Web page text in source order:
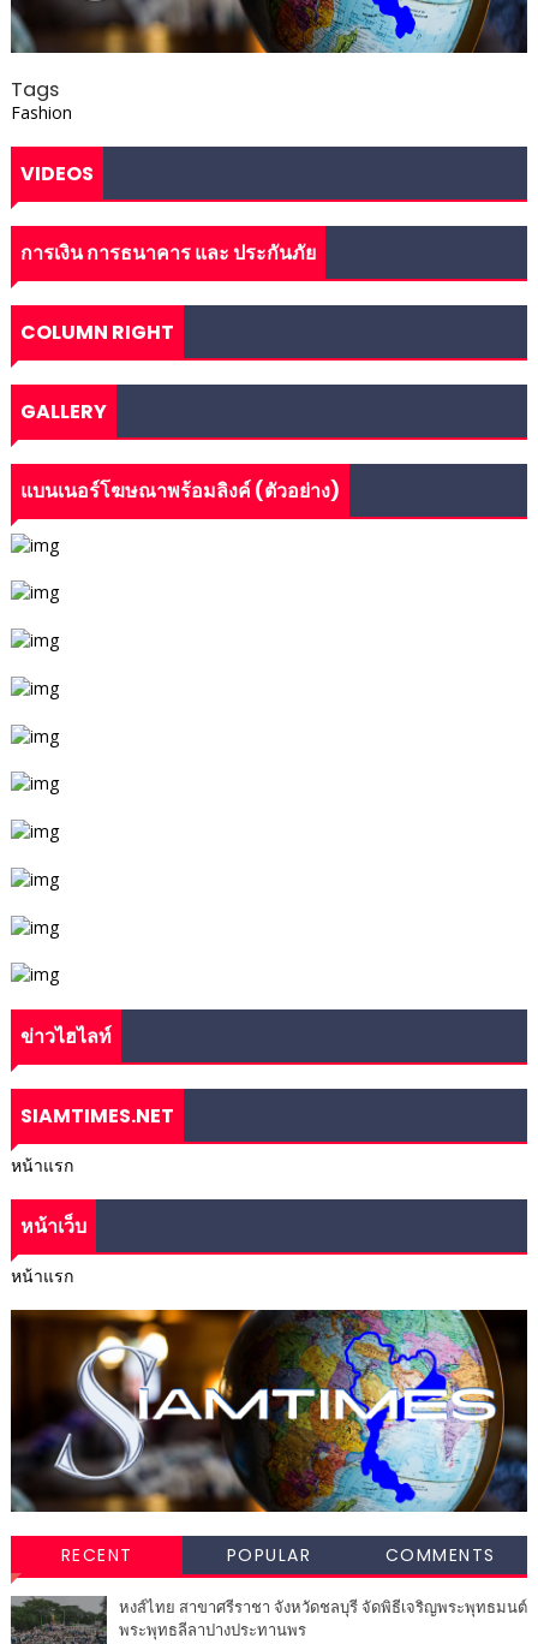
Tags
Fashion
VIDEOS
การเงิน การธนาคาร และ ประกันภัย
COLUMN RIGHT
GALLERY
แบนเนอร์โฆษณาพร้อมลิงค์ (ตัวอย่าง)
ข่าวไฮไลท์
SIAMTIMES.NET
หน้าแรก
หน้าเว็บ
หน้าแรก
RECENT POPULAR COMMENTS
หงส์ไทย สาขาศรีราชา จังหวัดชลบุรี จัดพิธีเจริญพระพุทธมนต์
พระพุทธลีลาปางประทานพร